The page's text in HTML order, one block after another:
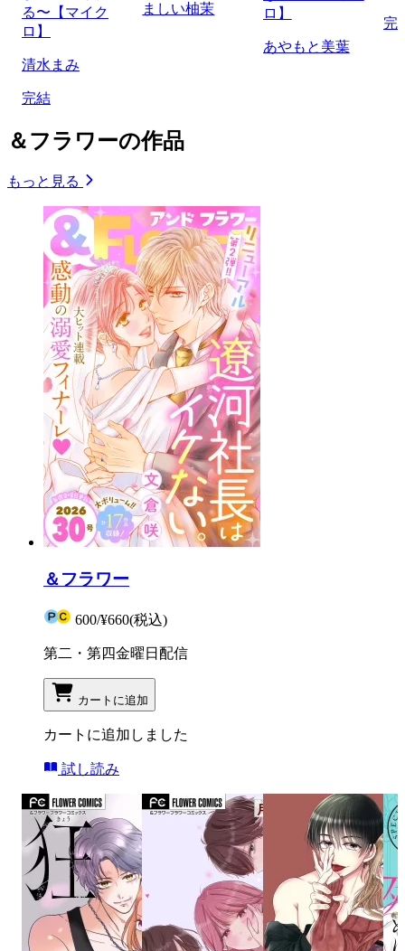
る〜【マイク
ロ】
清水まみ
完結
ましい柚茉
ロ】
あやもと美葉
完
＆フラワーの作品
もっと見る
＆フラワー
600/¥660(税込)
第二・第四金曜日配信
カートに追加
カートに追加しました
試し読み